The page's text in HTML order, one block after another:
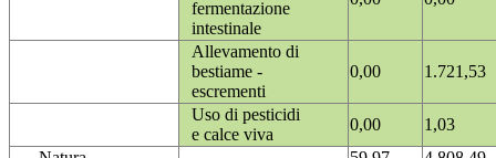
fermentazione
intestinale
Allevamento di
bestiame -
escrementi
0,00 1.721,53
Uso di pesticidi
e calce viva
0,00
1,03